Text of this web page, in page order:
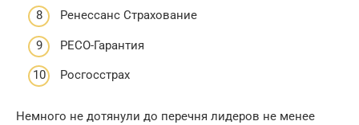
Ренессанс Страхование
РЕСО-Гарантия
Росгосстрах
Немного не дотянули до перечня лидеров не менее